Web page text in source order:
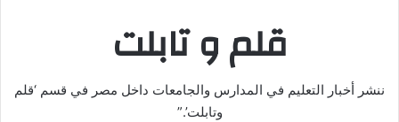
قلم و تابلت
ننشر أخبار التعليم في المدارس والجامعات داخل مصر في قسم ‘قلم
وتابلت’.”